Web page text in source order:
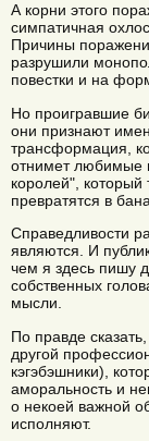
А корни этого
симпатичная
Причины
разрушили
повестки и на
Но проигравшие
они признают
трансформация,
отнимет любимые
королей",
превратятся в
Справедливости
являются. И
чем я здесь пишу
собственных
мысли.
По правде
другой
кэгэбэшники),
аморальность и
о некоей важной
исполняют.